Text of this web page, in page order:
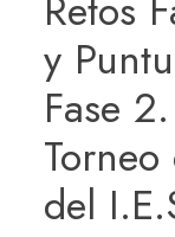
y
Fase
del